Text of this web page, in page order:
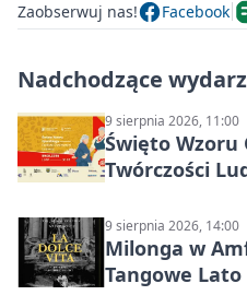
Zaobserwuj nas! Facebook
Nadchodzące
9 sierpnia 2026, 11:00
Święto Wzoru
Twórczości
9 sierpnia 2026, 14:00
Milonga w
Tangowe Lato